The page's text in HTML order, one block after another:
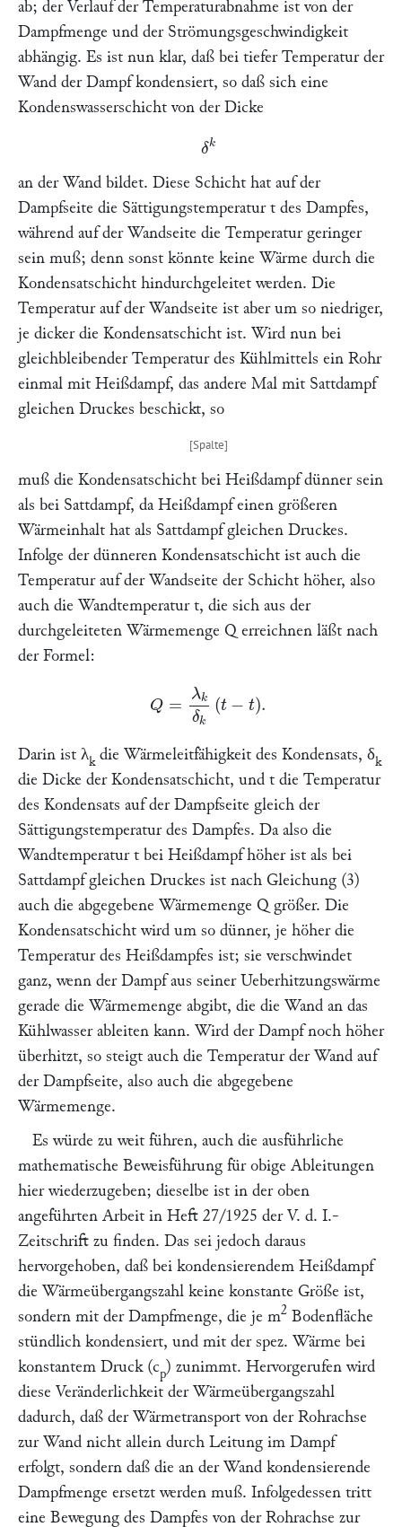
ab; der Verlauf der Temperaturabnahme ist von der
Dampfmenge und der Strömungsgeschwindigkeit
abhängig. Es ist nun klar, daß bei tiefer Temperatur der
Wand der Dampf kondensiert, so daß sich eine
Kondenswasserschicht von der Dicke
δk
an der Wand bildet. Diese Schicht hat auf der
Dampfseite die Sättigungstemperatur t des Dampfes,
während auf der Wandseite die Temperatur geringer
sein muß; denn sonst könnte keine Wärme durch die
Kondensatschicht hindurchgeleitet werden. Die
Temperatur auf der Wandseite ist aber um so niedriger,
je dicker die Kondensatschicht ist. Wird nun bei
gleichbleibender Temperatur des Kühlmittels ein Rohr
einmal mit Heißdampf, das andere Mal mit Sattdampf
gleichen Druckes beschickt, so
muß die Kondensatschicht bei Heißdampf dünner sein
als bei Sattdampf, da Heißdampf einen größeren
Wärmeinhalt hat als Sattdampf gleichen Druckes.
Infolge der dünneren Kondensatschicht ist auch die
Temperatur auf der Wandseite der Schicht höher, also
auch die Wandtemperatur t, die sich aus der
durchgeleiteten Wärmemenge Q erreichnen läßt nach
der Formel:
k
Darin ist λk die Wärmeleitfähigkeit des Kondensats, δk
die Dicke der Kondensatschicht, und t die Temperatur
des Kondensats auf der Dampfseite gleich der
Sättigungstemperatur des Dampfes. Da also die
Wandtemperatur t bei Heißdampf höher ist als bei
Sattdampf gleichen Druckes ist nach Gleichung (3)
auch die abgegebene Wärmemenge Q größer. Die
Kondensatschicht wird um so dünner, je höher die
Temperatur des Heißdampfes ist; sie verschwindet
ganz, wenn der Dampf aus seiner Ueberhitzungswärme
gerade die Wärmemenge abgibt, die die Wand an das
Kühlwasser ableiten kann. Wird der Dampf noch höher
überhitzt, so steigt auch die Temperatur der Wand auf
der Dampfseite, also auch die abgegebene
Wärmemenge.
Es würde zu weit führen, auch die ausführliche
mathematische Beweisführung für obige Ableitungen
hier wiederzugeben; dieselbe ist in der oben
angeführten Arbeit in Heft 27/1925 der V. d. I.-
Zeitschrift zu finden. Das sei jedoch daraus
hervorgehoben, daß bei kondensierendem Heißdampf
die Wärmeübergangszahl keine konstante Größe ist,
sondern mit der Dampfmenge, die je m2 Bodenfläche
stündlich kondensiert, und mit der spez. Wärme bei
konstantem Druck (cp) zunimmt. Hervorgerufen wird
diese Veränderlichkeit der Wärmeübergangszahl
dadurch, daß der Wärmetransport von der Rohrachse
zur Wand nicht allein durch Leitung im Dampf
erfolgt, sondern daß die an der Wand kondensierende
Dampfmenge ersetzt werden muß. Infolgedessen tritt
eine Bewegung des Dampfes von der Rohrachse zur